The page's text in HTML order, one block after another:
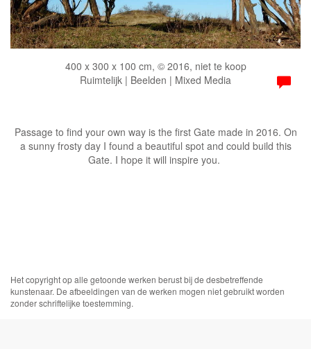
400 x 300 x 100 cm, © 2016, niet te koop
Ruimtelijk | Beelden | Mixed Media
Passage to find your own way is the first Gate made in 2016. On
a sunny frosty day I found a beautiful spot and could build this
Gate. I hope it will inspire you.
Het copyright op alle getoonde werken berust bij de desbetreffende
kunstenaar. De afbeeldingen van de werken mogen niet gebruikt worden
zonder schriftelijke toestemming.